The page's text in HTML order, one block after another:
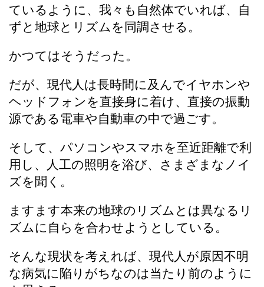
ているように、我々も自然体でいれば、自
ずと地球とリズムを同調させる。
かつてはそうだった。
だが、現代人は長時間に及んでイヤホンや
ヘッドフォンを直接身に着け、直接の振動
源である電車や自動車の中で過ごす。
そして、パソコンやスマホを至近距離で利
用し、人工の照明を浴び、さまざまなノイ
ズを聞く。
ますます本来の地球のリズムとは異なるリ
ズムに自らを合わせようとしている。
そんな現状を考えれば、現代人が原因不明
な病気に陥りがちなのは当たり前のように